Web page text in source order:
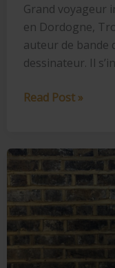
Grand voyageur
en Dordogne,
auteur de bande
dessinateur. Il
Troubs
Read Post »